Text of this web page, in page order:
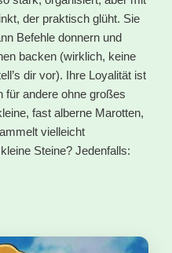
der praktisch glüht. Sie
Befehle donnern und
backen (wirklich, keine
dir vor). Ihre Loyalität ist
für andere ohne großes
fast alberne Marotten,
vielleicht
Steine? Jedenfalls: